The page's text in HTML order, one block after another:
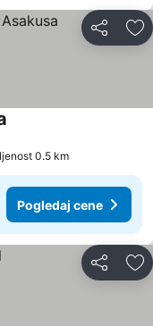
Deli
0.5 km
Pogledaj cene
Deli